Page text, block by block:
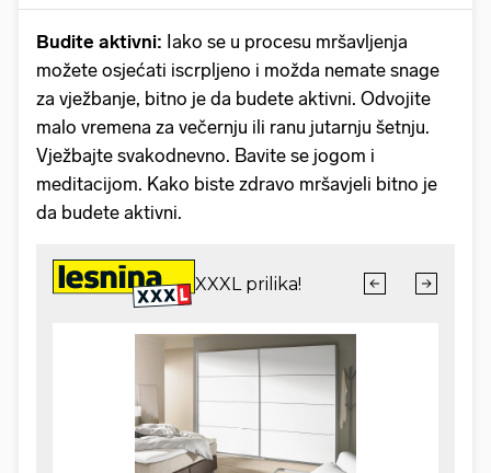
Budite aktivni: Iako se u procesu mršavljenja
možete osjećati iscrpljeno i možda nemate snage
za vježbanje, bitno je da budete aktivni. Odvojite
malo vremena za večernju ili ranu jutarnju šetnju.
Vježbajte svakodnevno. Bavite se jogom i
meditacijom. Kako biste zdravo mršavjeli bitno je
da budete aktivni.